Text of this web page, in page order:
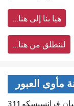
هيا بنا إلى هنا...
لننطلق من هنا...
مأوى العبور
يرجى استخدام نماذج مركز خدمة عملاء سان فرانسيسكو 311